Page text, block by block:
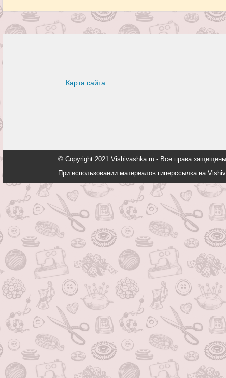
Карта сайта
© Copyright 2021 Vishivashka.ru - Все права
При использовании материалов гиперссылка на